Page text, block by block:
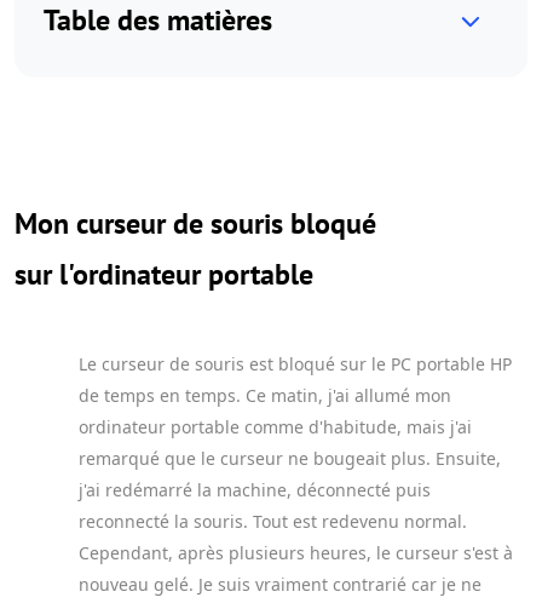
Table des matières
Mon curseur de souris bloqué
sur l'ordinateur portable
Le curseur de souris est bloqué sur le PC portable HP
de temps en temps. Ce matin, j'ai allumé mon
ordinateur portable comme d'habitude, mais j'ai
remarqué que le curseur ne bougeait plus. Ensuite,
j'ai redémarré la machine, déconnecté puis
reconnecté la souris. Tout est redevenu normal.
Cependant, après plusieurs heures, le curseur s'est à
nouveau gelé. Je suis vraiment contrarié car je ne